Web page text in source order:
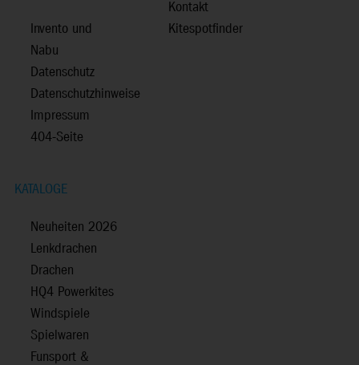
Invento und
Nabu
Datenschutz
Datenschutzhinweise
Impressum
404-Seite
Kontakt
Kitespotfinder
KATALOGE
Neuheiten 2026
Lenkdrachen
Drachen
HQ4 Powerkites
Windspiele
Spielwaren
Funsport &